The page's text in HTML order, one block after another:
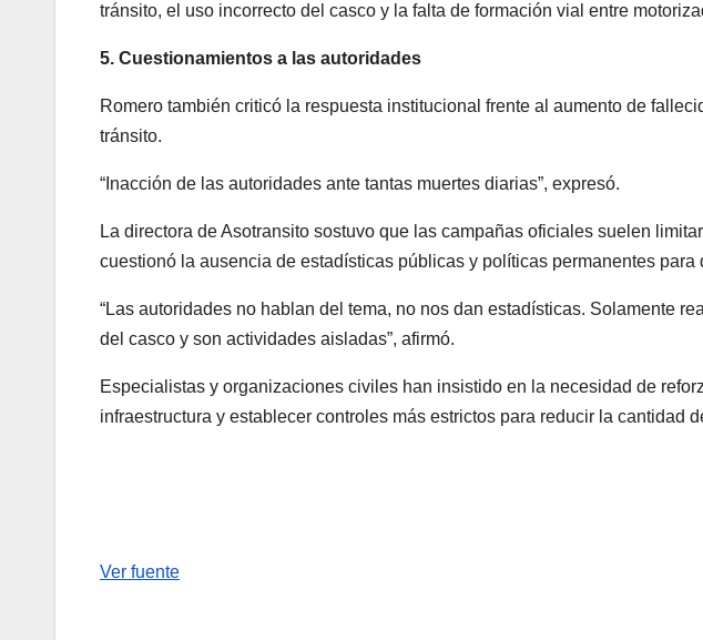
tránsito, el uso incorrecto del casco y la falta de formación vial entre
5. Cuestionamientos a las autoridades
Romero también criticó la respuesta institucional frente al aumento de
tránsito.
“Inacción de las autoridades ante tantas muertes diarias”, expresó.
La directora de Asotransito sostuvo que las campañas oficiales suelen
cuestionó la ausencia de estadísticas públicas y políticas permanentes para
“Las autoridades no hablan del tema, no nos dan estadísticas. Solamente
del casco y son actividades aisladas”, afirmó.
Especialistas y organizaciones civiles han insistido en la necesidad de
infraestructura y establecer controles más estrictos para reducir la cantidad
Ver fuente